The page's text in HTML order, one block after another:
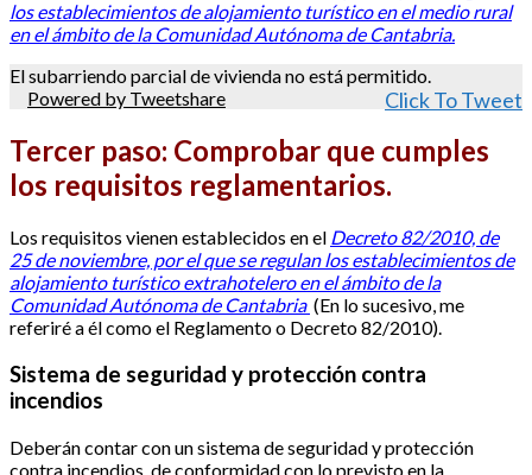
los establecimientos de alojamiento turístico en el medio rural
en el ámbito de la Comunidad Autónoma de Cantabria.
El subarriendo parcial de vivienda no está permitido.
Powered by Tweetshare
Click To Tweet
Tercer paso: Comprobar que cumples
los requisitos reglamentarios.
Los requisitos vienen establecidos en el Decreto 82/2010, de
25 de noviembre, por el que se regulan los establecimientos de
alojamiento turístico extrahotelero en el ámbito de la
Comunidad Autónoma de Cantabria (En lo sucesivo, me
referiré a él como el Reglamento o Decreto 82/2010).
Sistema de seguridad y protección contra
incendios
Deberán contar con un sistema de seguridad y protección
contra incendios, de conformidad con lo previsto en la